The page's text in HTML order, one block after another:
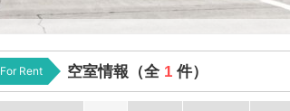
For Rent 空室情報（全 1 件）